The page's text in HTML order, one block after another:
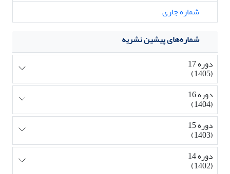
شماره جاری
شماره‌های پیشین نشریه
دوره 17
(1405)
دوره 16
(1404)
دوره 15
(1403)
دوره 14
(1402)